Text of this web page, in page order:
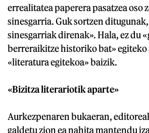
errealitatea paperera pasatzea oso
sinesgarria. Guk sortzen
sinesgarriak direnak». Hala, ez du
berreraikitze historiko bat» egiteko
«literatura egitekoa» baizik.
«Bizitza literariotik aparte»
Aurkezpenaren bukaeran,
galdetu zion ea nahita mantendu